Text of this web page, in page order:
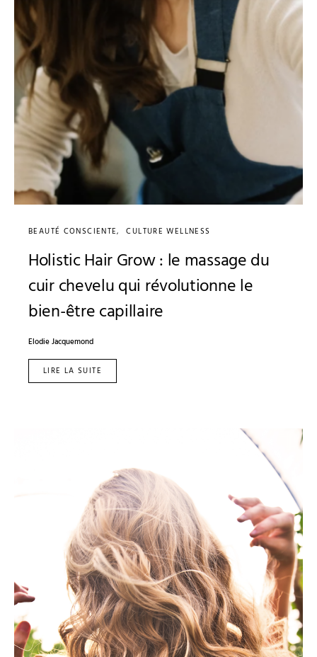
BEAUTÉ CONSCIENTE CULTURE WELLNESS
Holistic Hair Grow : le massage du
cuir chevelu qui révolutionne le
bien-être capillaire
Elodie Jacquemond
LIRE LA SUITE